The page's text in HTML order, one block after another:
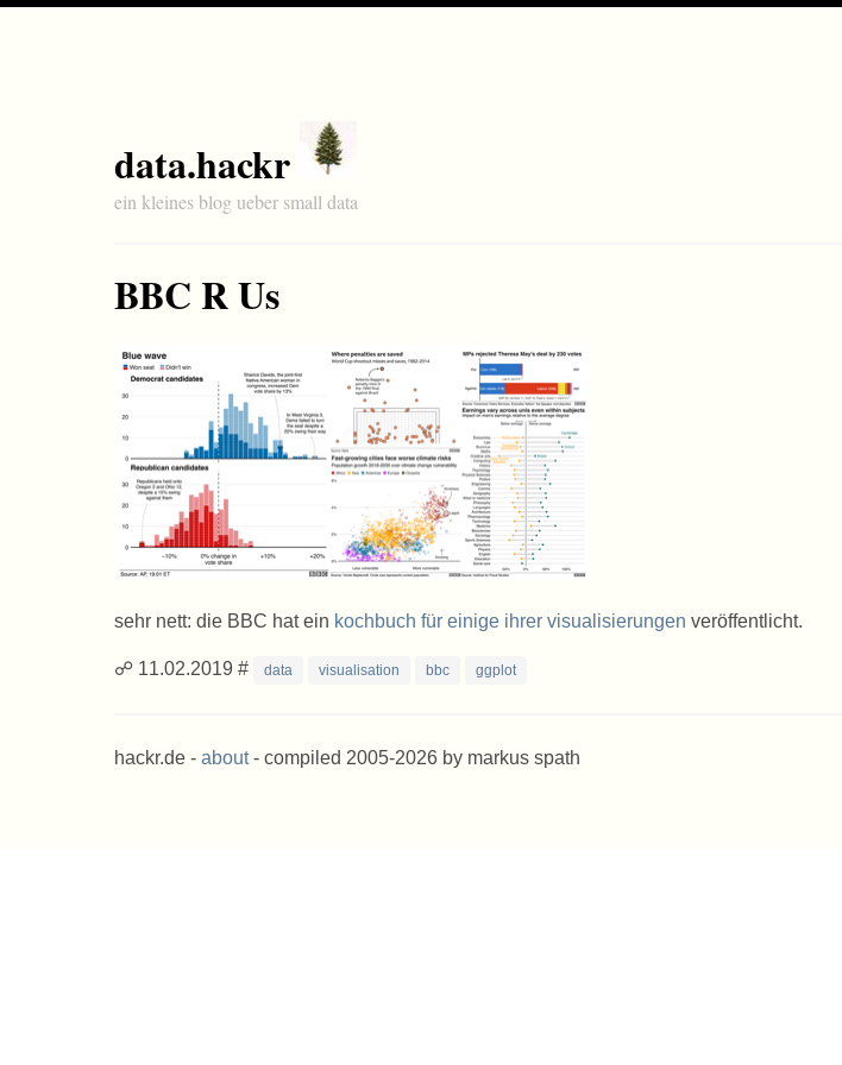
data.hackr
ein kleines blog ueber small data
BBC R Us
sehr nett: die BBC hat ein kochbuch für einige ihrer visualisierungen veröffentlicht.
☍ 11.02.2019 # data visualisation bbc ggplot
hackr.de - about- compiled 2005-2026 by markus spath